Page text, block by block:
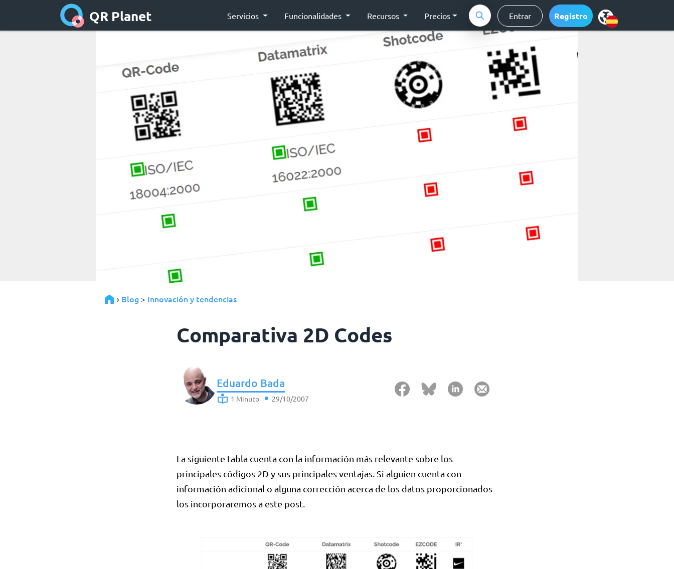
QR Planet Servicios Funcionalidades Recursos Precios Entrar Registro
› Blog > Innovación y tendencias
Comparativa 2D Codes
Eduardo Bada
1 Minuto 29/10/2007
La siguiente tabla cuenta con la información más relevante sobre los
principales códigos 2D y sus principales ventajas. Si alguien cuenta con
información adicional o alguna corrección acerca de los datos proporcionados
los incorporaremos a este post.